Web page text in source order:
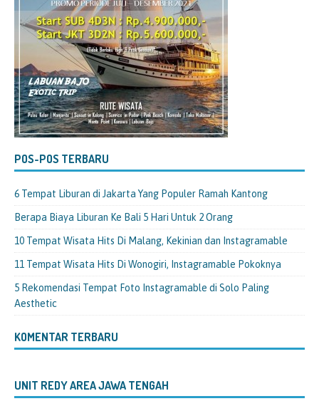
POS-POS TERBARU
6 Tempat Liburan di Jakarta Yang Populer Ramah Kantong
Berapa Biaya Liburan Ke Bali 5 Hari Untuk 2 Orang
10 Tempat Wisata Hits Di Malang, Kekinian dan Instagramable
11 Tempat Wisata Hits Di Wonogiri, Instagramable Pokoknya
5 Rekomendasi Tempat Foto Instagramable di Solo Paling
Aesthetic
KOMENTAR TERBARU
UNIT REDY AREA JAWA TENGAH